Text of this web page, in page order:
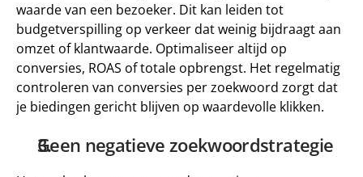
waarde van een bezoeker. Dit kan leiden tot
budgetverspilling op verkeer dat weinig bijdraagt aan
omzet of klantwaarde. Optimaliseer altijd op
conversies, ROAS of totale opbrengst. Het regelmatig
controleren van conversies per zoekwoord zorgt dat
je biedingen gericht blijven op waardevolle klikken.
Geen negatieve zoekwoordstrategie